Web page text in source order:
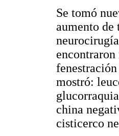
Se tomó
aumento
encontraron
mostró:
china
cisticerco